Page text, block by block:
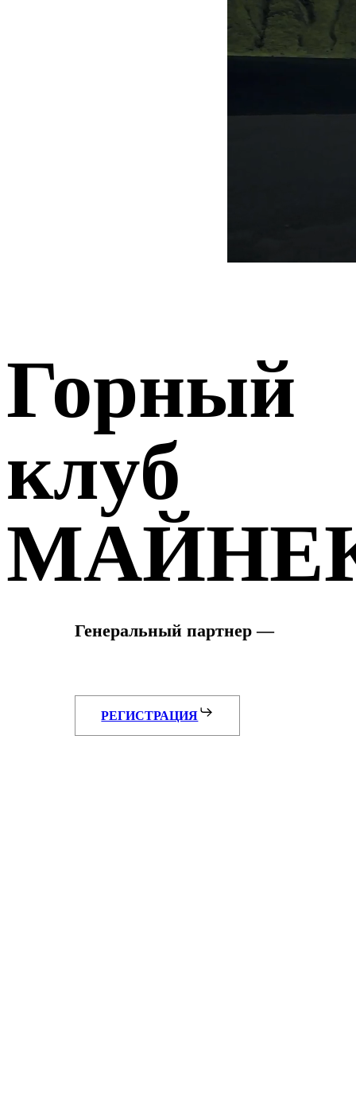
Горный
клуб
Генеральный партнер —
РЕГИСТРАЦИЯ